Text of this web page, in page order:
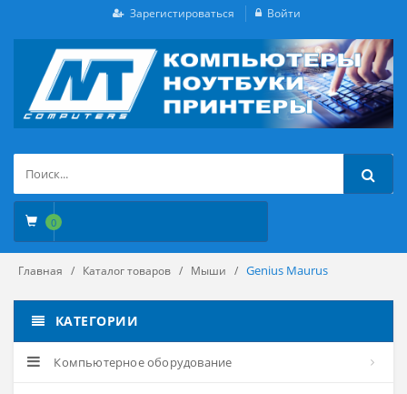
Зарегистироваться Войти
0
Главная Каталог товаров Мыши Genius Maurus
КАТЕГОРИИ
Компьютерное оборудование